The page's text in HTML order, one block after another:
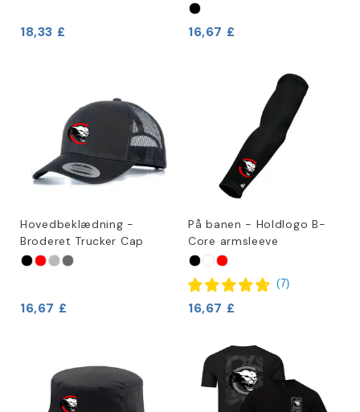
18,33 £ 16,67 £
Hovedbeklædning -
Broderet Trucker Cap
16,67 £
På banen - Holdlogo B-
Core armsleeve
(7)
16,67 £